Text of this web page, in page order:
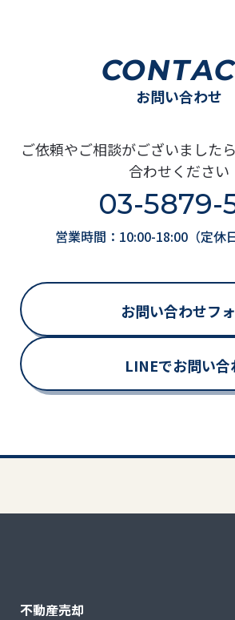
お問い合わせ
ご依頼やご相談がございました
合わせください
03-5879-
営業時間：10:00-18:00（定休
お問い合わせフ
LINEでお問い合
不動産売却